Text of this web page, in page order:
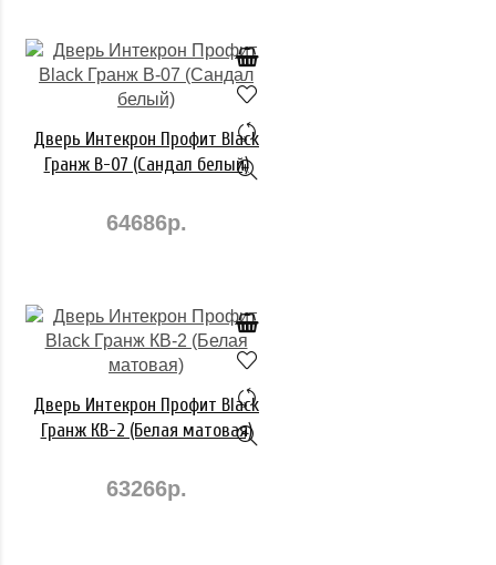
Дверь Интекрон Профит Black
Гранж В-07 (Сандал белый)
64686р.
Дверь Интекрон Профит Black
Гранж КВ-2 (Белая матовая)
63266р.